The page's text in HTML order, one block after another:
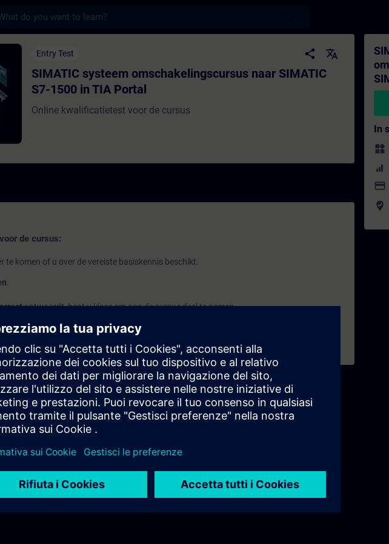
omschakelingscursus naar SIMATIC S7-1500 in
Entry Test share translate
SIMATIC systeem omschakelingscursus naar SIMATIC
S7-1500 in TIA Portal
Online kwalificatietest voor de cursus
de cursus:
te komen of u over de vereiste basiskennis beschikt.
antwoordt, bent u klaar om aan de cursus deel te nemen.
te bouwen.
In
widgets
payment
where_to_vote